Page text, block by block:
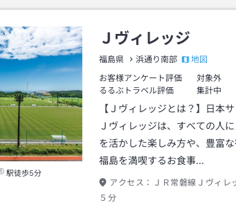
駅徒歩5分
Ｊヴィレッジ
福島県 浜通り南部
地図
お客様アンケート評価
対象外
るるぶトラベル評価
集計中
【Ｊヴィレッジとは？】日本
Ｊヴィレッジは、すべての人
を活かした楽しみ方や、豊富な
福島を満喫するお食事…
アクセス：
ＪＲ常磐線Ｊヴィ
５分